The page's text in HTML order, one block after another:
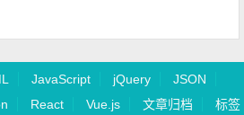
JavaScript jQuery
JSON
React Vue.js 文章归档 标签